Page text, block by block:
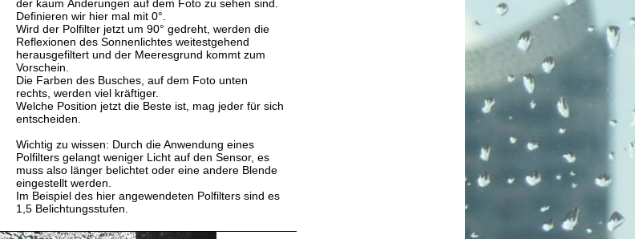
der kaum Änderungen auf dem Foto zu sehen sind.
Definieren wir hier mal mit 0°.
Wird der Polfilter jetzt um 90° gedreht, werden die
Reflexionen des Sonnenlichtes weitestgehend
herausgefiltert und der Meeresgrund kommt zum
Vorschein.
Die Farben des Busches, auf dem Foto unten
rechts, werden viel kräftiger.
Welche Position jetzt die Beste ist, mag jeder für sich
entscheiden.
Wichtig zu wissen: Durch die Anwendung eines
Polfilters gelangt weniger Licht auf den Sensor, es
muss also länger belichtet oder eine andere Blende
eingestellt werden.
Im Beispiel des hier angewendeten Polfilters sind es
1,5 Belichtungsstufen.